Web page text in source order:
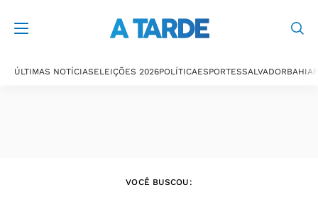
ÚLTIMAS NOTÍCIASELEIÇÕES 2026POLÍTICAESPORTESSALVADORBAHIA
VOCÊ BUSCOU: